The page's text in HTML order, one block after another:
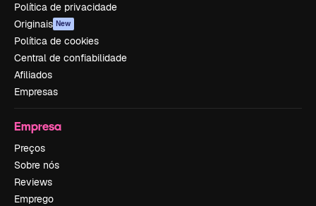
Política de privacidade
Originais New
Política de cookies
Central de confiabilidade
Afiliados
Empresas
Empresa
Preços
Sobre nós
Reviews
Emprego